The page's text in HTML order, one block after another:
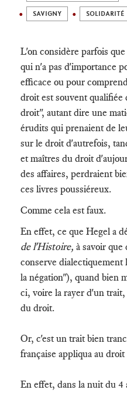
SAVIGNY SOLIDARITÉ
L'on considère parfois
qui n'a pas d'importance
efficace ou pour
droit est souvent qualifiée
droit", autant dire une
érudits qui prenaient de
sur le droit d'autrefois,
et maîtres du droit
des affaires, perdraient
ces livres poussiéreux.
Comme cela est faux.
En effet, ce que Hegel a
de l'Histoire, à savoir
conserve
la négation"), quand bien
ci, voire la rayer d'un
du droit.
Or, c'est un trait bien
française appliqua au
En effet, dans la nuit du 4